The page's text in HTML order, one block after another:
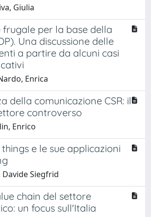
Giulia
per la base della
Una discussione delle
a partire da alcuni casi
Enrica
della comunicazione CSR: il
controverso
Enrico
e le sue applicazioni
Davide Siegfrid
chain del settore
un focus sull'Italia